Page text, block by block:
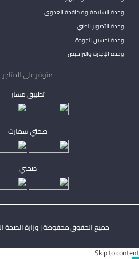
وحدة السلامة ومكافحة العدوى
وحدة التصوير الطبي
وحدة تحسين الجودة
وحدة الإجازة والتراخيص
متوفر على المتاجر
تطبيق مساْر
صحتي سمارت
صحتي
جميع الحقوق محفوظة | وزارة الصحة
Skip to content